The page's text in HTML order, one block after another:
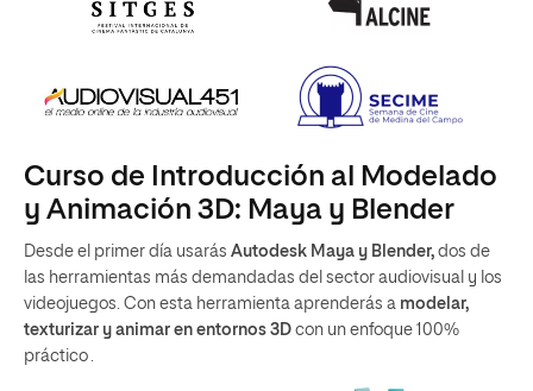
Curso de Introducción al Modelado
y Animación 3D: Maya y Blender
Desde el primer día usarás Autodesk Maya y Blender, dos de
las herramientas más demandadas del sector audiovisual y los
videojuegos. Con esta herramienta aprenderás a modelar,
texturizar y animar en entornos 3D con un enfoque 100%
práctico .